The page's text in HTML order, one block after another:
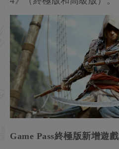
Game Pass終極版新增遊戲